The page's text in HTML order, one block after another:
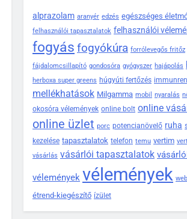
alprazolam aranyér edzés egészséges
felhasználói tapasztalatok felhasználói
fogyás fogyókúra forrólevegős fritőz
fájdalomcsillapító gondosóra gyógyszer hajápolás
herboxa super greens húgyúti fertőzés
mellékhatások Milgamma mobil nyaralás
okosóra vélemények online bolt online
online üzlet porc potencianövelő ruha
kezelése tapasztalatok telefon temu vertim
vásárlás vásárlói tapasztalatok
vélemények vélemények
étrend-kiegészítő ízület